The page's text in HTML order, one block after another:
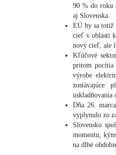
90 % do roku
aj Slovenska.
EÚ by sa totiž
cieľ v oblasti
nový cieľ, ale
Kľúčové
pritom pocítia
výrobe
zostávajúce
uskladňovania
Dňa 26.
vyplynulo zo
Slovensko
momentu,
na dlhé